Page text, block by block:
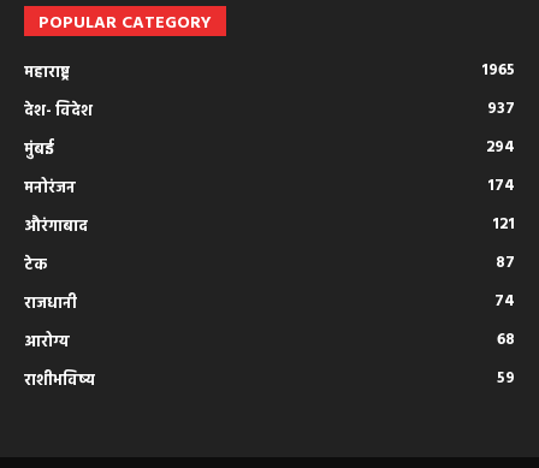
POPULAR CATEGORY
महाराष्ट्र
1965
देश- विदेश
937
मुंबई
294
मनोरंजन
174
औरंगाबाद
121
टेक
87
राजधानी
74
आरोग्य
68
राशीभविष्य
59